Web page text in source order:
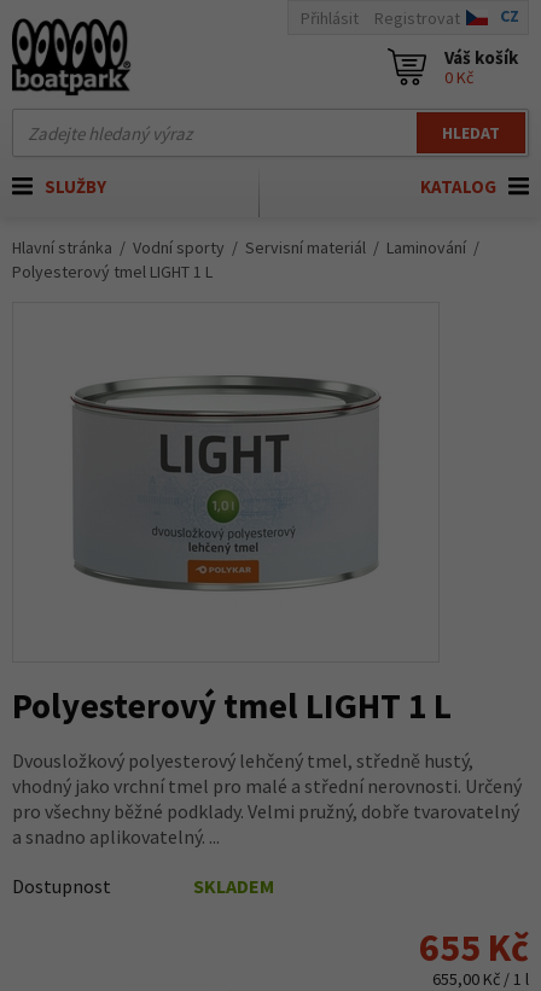
HLEDAT
Přihlásit Registrovat CZ
Váš košík
0 Kč
KATALOG
SLUŽBY
Hlavní stránka Vodní sporty Servisní materiál
Laminování
Polyesterový tmel LIGHT 1 L
Polyesterový tmel LIGHT 1 L
Dvousložkový polyesterový lehčený tmel, středně hustý,
vhodný jako vrchní tmel pro malé a střední nerovnosti. Určený
pro všechny běžné podklady. Velmi pružný, dobře tvarovatelný
a snadno aplikovatelný. ...
Dostupnost SKLADEM
655 Kč
655,00 Kč / 1 l